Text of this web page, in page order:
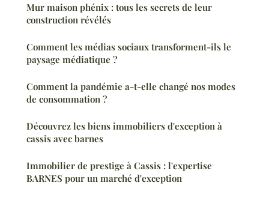
Mur maison phénix : tous les secrets de leur
construction révélés
Comment les médias sociaux transforment-ils le
paysage médiatique ?
Comment la pandémie a-t-elle changé nos modes
de consommation ?
Découvrez les biens immobiliers d'exception à
cassis avec barnes
Immobilier de prestige à Cassis : l'expertise
BARNES pour un marché d'exception